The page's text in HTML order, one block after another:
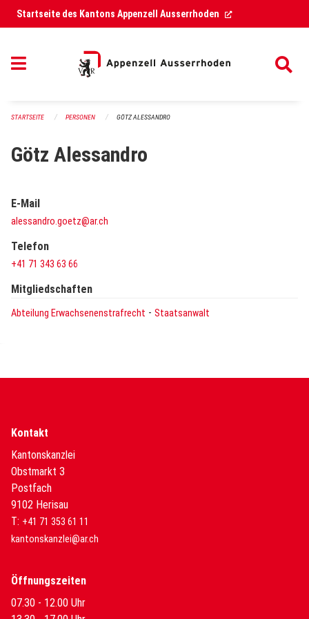
Navigation überspringen
Startseite des Kantons Appenzell Ausserrhoden (External Link)
STARTSEITE PERSONEN GÖTZ ALESSANDRO
Götz Alessandro
E-Mail
alessandro.goetz@ar.ch
Telefon
+41 71 343 63 66
Mitgliedschaften
Abteilung Erwachsenenstrafrecht - Staatsanwalt
Kontakt
Kantonskanzlei
Obstmarkt 3
Postfach
9102 Herisau
T: +41 71 353 61 11
kantonskanzlei@ar.ch
Öffnungszeiten
07.30 - 12.00 Uhr